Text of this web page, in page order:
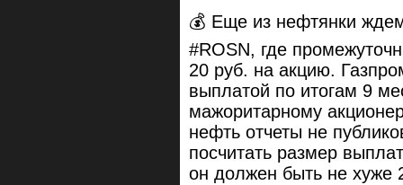
💰 Еще из нефтянки
#ROSN, где
20 руб. на акцию.
выплатой по итогам 9
мажоритарному
нефть отчеты не
посчитать размер
он должен быть не хуже